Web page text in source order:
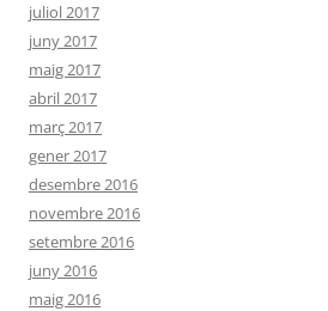
juliol 2017
juny 2017
maig 2017
abril 2017
març 2017
gener 2017
desembre 2016
novembre 2016
setembre 2016
juny 2016
maig 2016